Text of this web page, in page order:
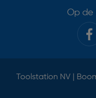
Op de
Toolstation NV |